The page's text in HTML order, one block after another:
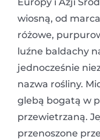
Europy i Azji
wiosną, od
różowe,
luźne baldachy
jednocześnie
nazwa rośliny.
glebą bogatą w
przewietrzaną.
przenoszone